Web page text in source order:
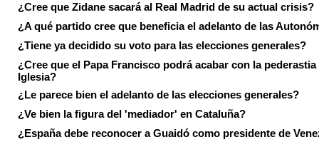
¿Cree que Zidane sacará al Real Madrid de su actual crisis?
¿A qué partido cree que beneficia el adelanto de las
¿Tiene ya decidido su voto para las elecciones generales?
¿Cree que el Papa Francisco podrá acabar con la pederastia
Iglesia?
¿Le parece bien el adelanto de las elecciones generales?
¿Ve bien la figura del 'mediador' en Cataluña?
¿España debe reconocer a Guaidó como presidente de